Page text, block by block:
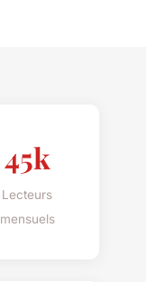
45k
Lecteurs
mensuels